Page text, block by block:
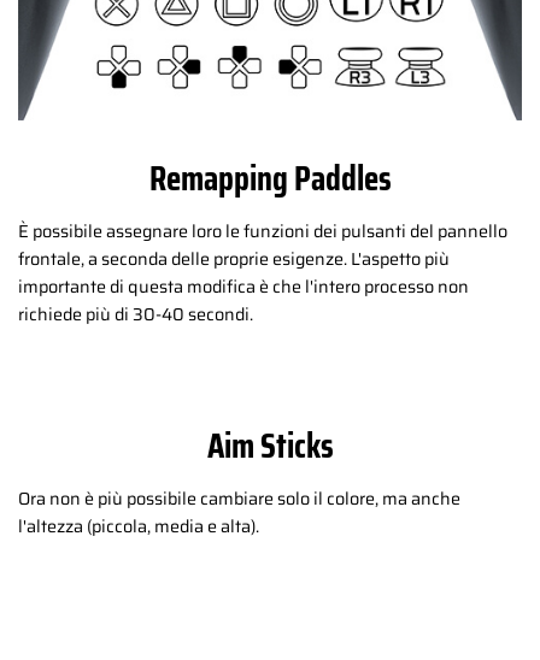
Remapping Paddles
È possibile assegnare loro le funzioni dei pulsanti del pannello
frontale, a seconda delle proprie esigenze. L'aspetto più
importante di questa modifica è che l'intero processo non
richiede più di 30-40 secondi.
Aim Sticks
Ora non è più possibile cambiare solo il colore, ma anche
l'altezza (piccola, media e alta).